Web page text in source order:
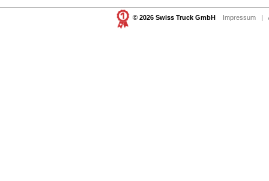
© 2026 Swiss Truck GmbH Impressum |